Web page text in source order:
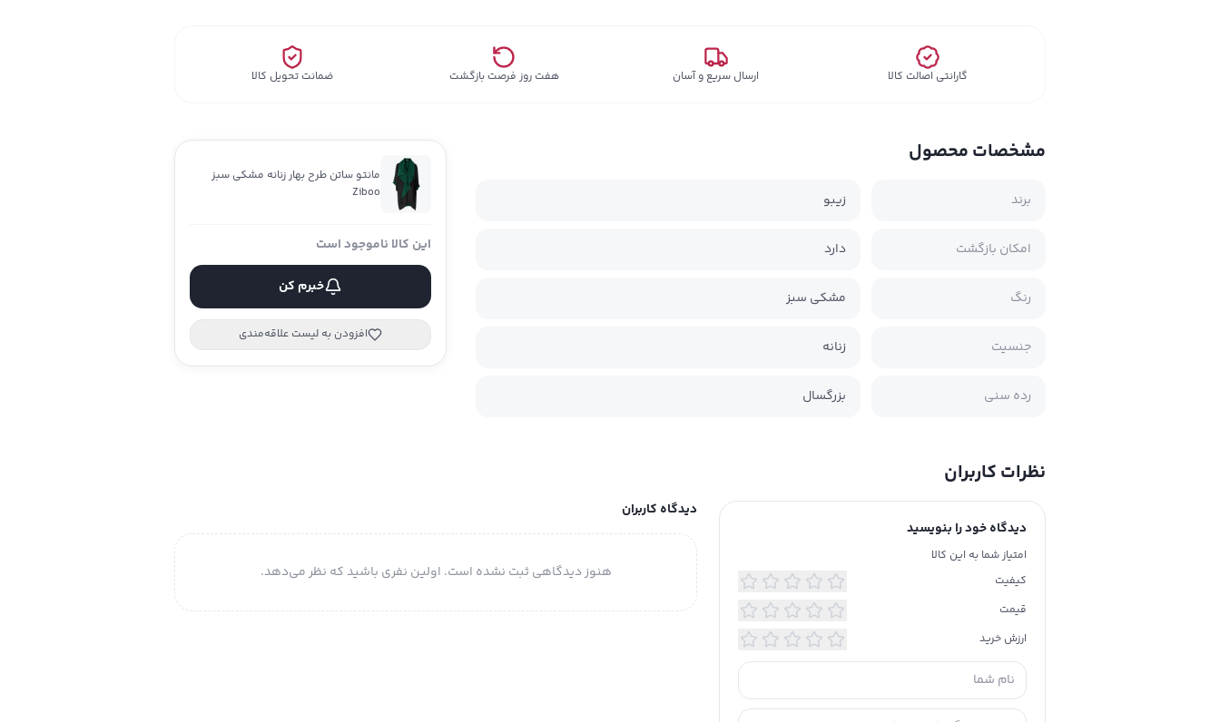
گارانتی اصالت کالا ارسال سریع و آسان هفت روز فرصت بازگشت ضمانت تحویل کالا
مشخصات محصول
برند زیبو
امکان بازگشت دارد
رنگ مشکی سبز
جنسیت زنانه
رده سنی بزرگسال
مانتو ساتن طرح بهار زنانه مشکی سبز
Ziboo
این کالا ناموجود است
خبرم کن
افزودن به لیست علاقه‌مندی
نظرات کاربران
دیدگاه خود را بنویسید
امتیاز شما به این کالا
کیفیت
قیمت
ارزش خرید
دیدگاه کاربران
هنوز دیدگاهی ثبت نشده است. اولین نفری باشید که نظر می‌دهد.